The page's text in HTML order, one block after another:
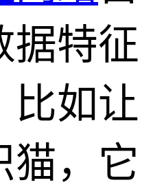
据特征
比如让
猫，它